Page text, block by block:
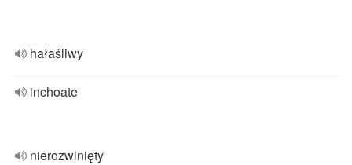
hałaśliwy
inchoate
nierozwinięty